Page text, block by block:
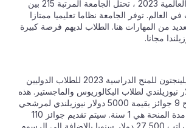
جامعة كيو إس العالمية 2023 ، تحتل الجامعة المرتبة 215 بين
توفر الجامعة نظاما تعليميا ممتازا
من المهارات هنا. الطلاب لديهم فرصة كبيرة
مجانا.
تمنح جامعة فيكتوريا ويلينجتون للمنح الدراسية 2023 للطلاب الدوليين
دولار نيوزيلندي لطلاب البكالوريوس والماجستير. هذه
هي 10 جوائز. سيتم منح 9 جوائز بقيمة 5000 دولار نيوزيلندي لمرشحي
درجة الماجستير فقط. مدة المنحة هي 1 سنة. سيتم تقديم جوائز 110
لطلاب الدكتوراه بقيمة راتب 27,500 دولار سنويا بالإضافة إلى الرسوم